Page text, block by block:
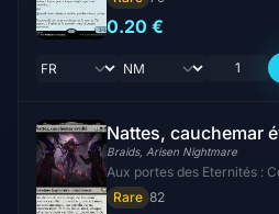
0.20 €
Nattes, cauchemar
Braids, Arisen Nightmare
Aux portes des Eternités :
Rare 82